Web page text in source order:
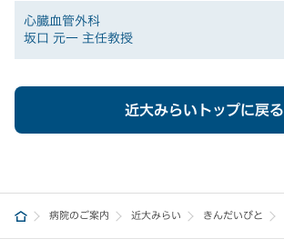
心臓血管外科
坂口 元一 主任教授
近大みらいトップに戻る
病院のご案内 近大みらい きんだいびと